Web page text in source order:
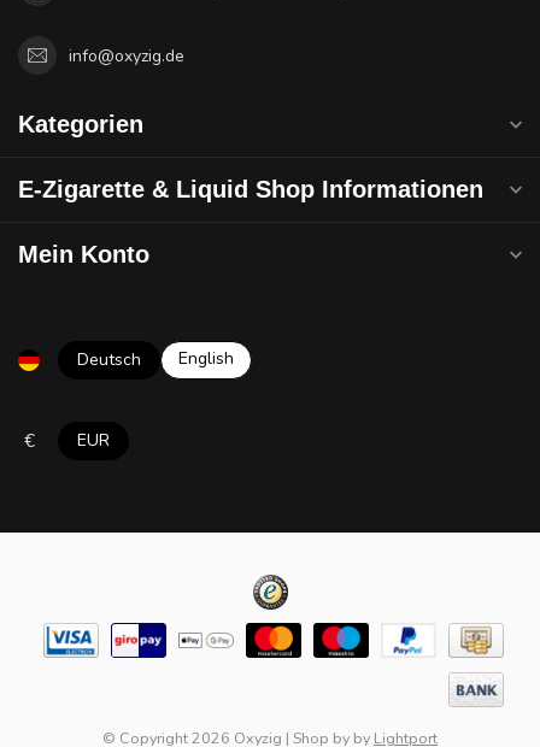
info@oxyzig.de
Kategorien
E-Zigarette & Liquid Shop Informationen
Mein Konto
Deutsch English
€ EUR
© Copyright 2026 Oxyzig | Shop by by Lightport